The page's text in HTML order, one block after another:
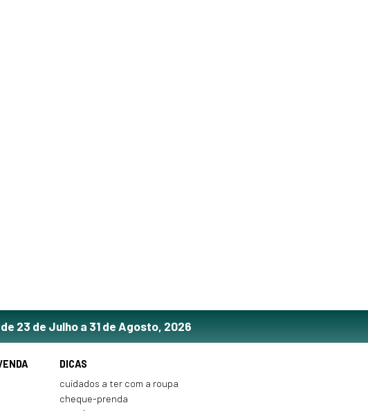
de 23 de Julho a 31 de Agosto, 2026
DICAS
cuidados a ter com a roupa
cheque-prenda